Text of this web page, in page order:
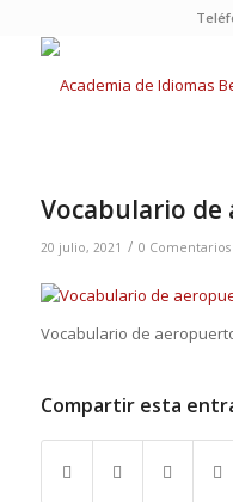
Vocabulario
20 julio, 2021 / 0 Comentarios
Vocabulario de
Compartir esta